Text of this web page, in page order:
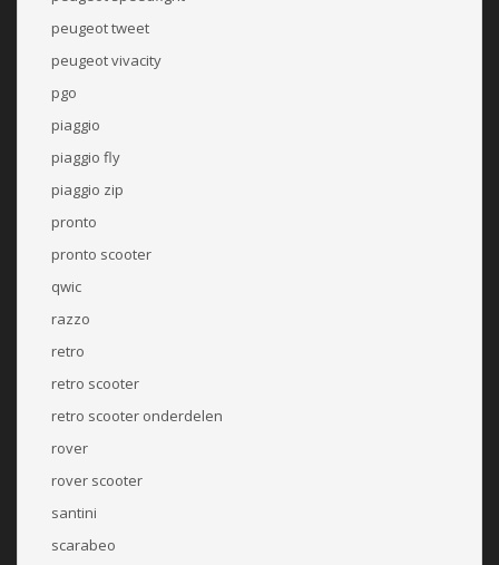
peugeot tweet
peugeot vivacity
pgo
piaggio
piaggio fly
piaggio zip
pronto
pronto scooter
qwic
razzo
retro
retro scooter
retro scooter onderdelen
rover
rover scooter
santini
scarabeo